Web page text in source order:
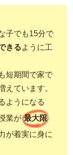
子でも15分で
きるように工
短期間で家で
えています。
ようになる
業が 最大限
が着実に身に